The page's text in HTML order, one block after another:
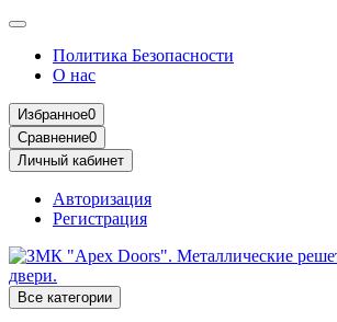
Политика Безопасности
О нас
Избранное0
Сравнение0
Личный кабинет
Авторизация
Регистрация
Все категории